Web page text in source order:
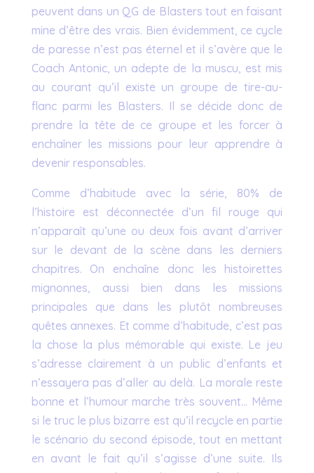
peuvent dans un QG de Blasters tout en faisant
mine d’être des vrais. Bien évidemment, ce cycle
de paresse n’est pas éternel et il s’avère que le
Coach Antonic, un adepte de la muscu, est mis
au courant qu’il existe un groupe de tire-au-
flanc parmi les Blasters. Il se décide donc de
prendre la tête de ce groupe et les forcer à
enchaîner les missions pour leur apprendre à
devenir responsables.
Comme d’habitude avec la série, 80% de
l’histoire est déconnectée d’un fil rouge qui
n’apparaît qu’une ou deux fois avant d’arriver
sur le devant de la scène dans les derniers
chapitres. On enchaîne donc les histoirettes
mignonnes, aussi bien dans les missions
principales que dans les plutôt nombreuses
quêtes annexes. Et comme d’habitude, c’est pas
la chose la plus mémorable qui existe. Le jeu
s’adresse clairement à un public d’enfants et
n’essayera pas d’aller au delà. La morale reste
bonne et l’humour marche très souvent… Même
si le truc le plus bizarre est qu’il recycle en partie
le scénario du second épisode, tout en mettant
en avant le fait qu’il s’agisse d’une suite. Ils